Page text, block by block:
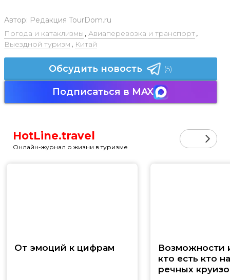
Автор: Редакция TourDom.ru
Погода и катаклизмы , Авиаперевозка и транспорт,
Выездной туризм , Китай
Обсудить новость (5)
Подписаться в MAX
HotLine.travel
Онлайн-журнал о жизни в туризме
От эмоций к цифрам
Возможности
кто есть кто
речных